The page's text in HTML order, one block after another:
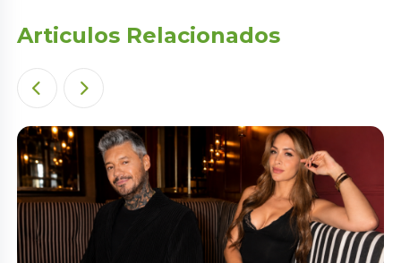
Articulos Relacionados